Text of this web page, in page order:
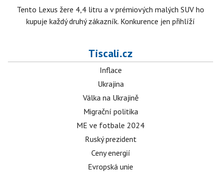
Tento Lexus žere 4,4 litru a v prémiových malých SUV ho
kupuje každý druhý zákazník. Konkurence jen přihlíží
Tiscali.cz
Inflace
Ukrajina
Válka na Ukrajině
Migrační politika
ME ve fotbale 2024
Ruský prezident
Ceny energií
Evropská unie